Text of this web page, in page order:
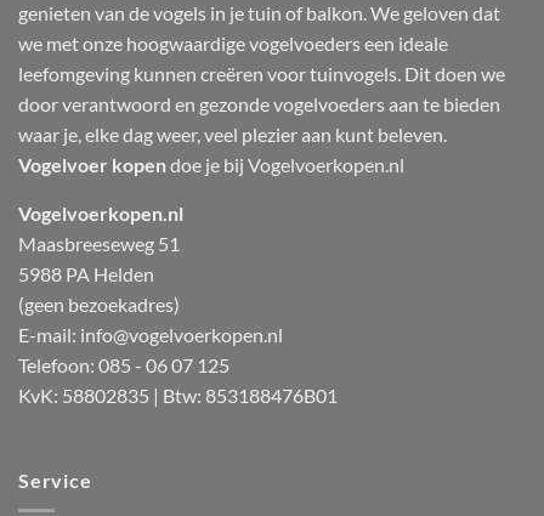
genieten van de vogels in je tuin of balkon. We geloven dat
we met onze hoogwaardige vogelvoeders een ideale
leefomgeving kunnen creëren voor tuinvogels. Dit doen we
door verantwoord en gezonde vogelvoeders aan te bieden
waar je, elke dag weer, veel plezier aan kunt beleven.
Vogelvoer kopendoe je bij Vogelvoerkopen.nl
Vogelvoerkopen.nl
Maasbreeseweg 51
5988 PA Helden
(geen bezoekadres)
E-mail: info@vogelvoerkopen.nl
Telefoon: 085 - 06 07 125
KvK: 58802835 | Btw: 853188476B01
Service